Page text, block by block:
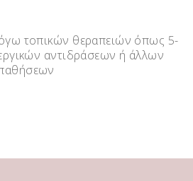
τοπικών θεραπειών όπως 5-
αντιδράσεων ή άλλων